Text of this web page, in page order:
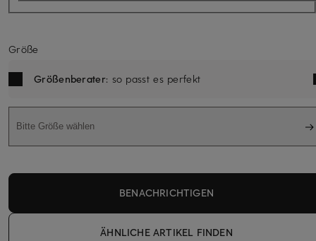
Größe
Größenberater: so passt es perfekt
Bitte Größe wählen
BENACHRICHTIGEN
ÄHNLICHE ARTIKEL FINDEN